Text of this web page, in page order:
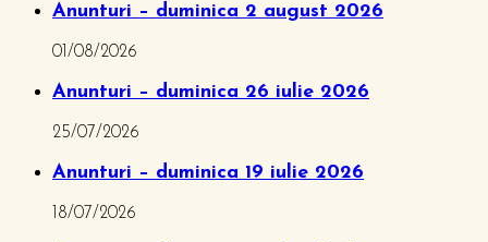
Anunturi – duminica 2 august 2026
01/08/2026
Anunturi – duminica 26 iulie 2026
25/07/2026
Anunturi – duminica 19 iulie 2026
18/07/2026